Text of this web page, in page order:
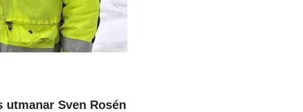
Sven Rosén